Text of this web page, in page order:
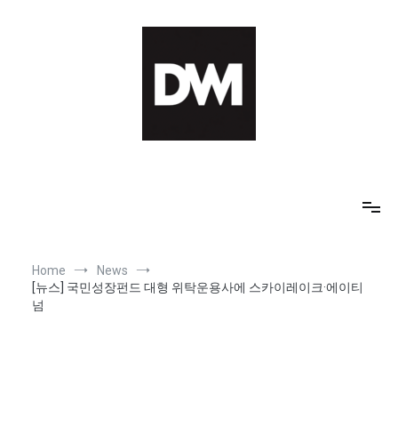
Home
News
[뉴스] 국민성장펀드 대형 위탁운용사에 스카이레이크·에이티
넘